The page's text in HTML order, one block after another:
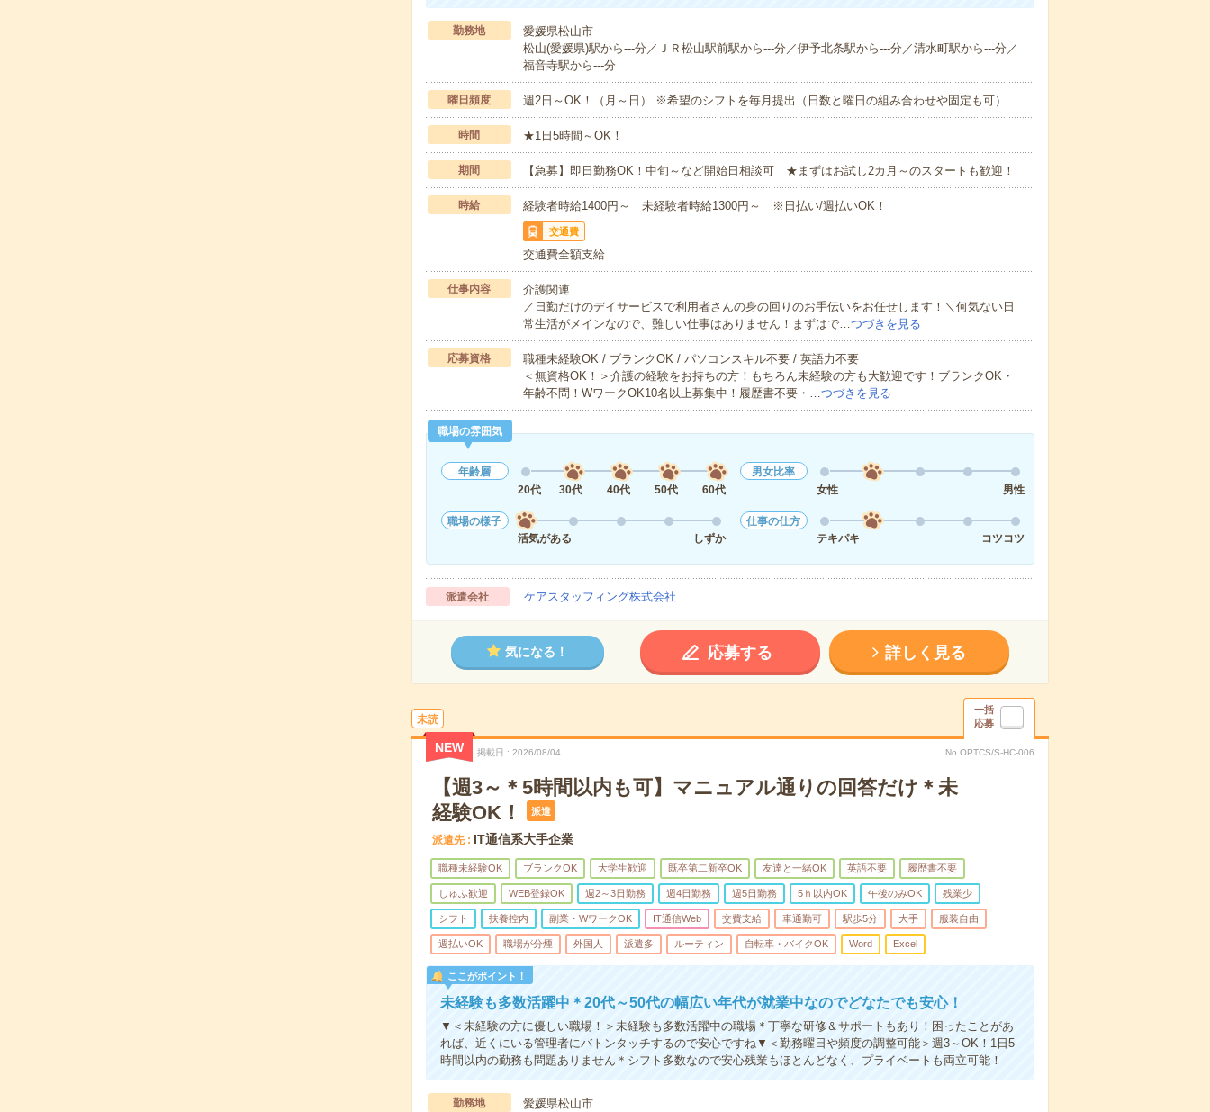
勤務地
愛媛県松山市
松山(愛媛県)駅から---分／ＪＲ松山駅前駅から---分／伊予北条駅から---分／清水町駅から---分／
福音寺駅から---分
曜日頻度 週2日～OK！（月～日） ※希望のシフトを毎月提出（日数と曜日の組み合わせや固定も可）
時間 ★1日5時間～OK！
期間 【急募】即日勤務OK！中旬～など開始日相談可 ★まずはお試し2カ月～のスタートも歓迎！
時給 経験者時給1400円～ 未経験者時給1300円～ ※日払い/週払いOK！
交通費
交通費全額支給
仕事内容
介護関連
／日勤だけのデイサービスで利用者さんの身の回りのお手伝いをお任せします！＼何気ない日
常生活がメインなので、難しい仕事はありません！まずはで…つづきを見る
応募資格
職種未経験OK / ブランクOK / パソコンスキル不要 / 英語力不要
＜無資格OK！＞介護の経験をお持ちの方！もちろん未経験の方も大歓迎です！ブランクOK・
年齢不問！WワークOK10名以上募集中！履歴書不要・…つづきを見る
職場の雰囲気
年齢層
20代
30代 40代 50代 60代
男女比率
女性
男性
職場の様子
活気がある
しずか
仕事の仕方
テキパキ
コツコツ
派遣会社 ケアスタッフィング株式会社
気になる！ 応募する 詳しく見る
未読
一括
応募
NEW 掲載日 2026/08/04 No.OPTCS/S-HC-006
【週3～＊5時間以内も可】マニュアル通りの回答だけ＊未
経験OK！
派遣
派遣先 IT通信系大手企業
職種未経験OK ブランクOK 大学生歓迎 既卒第二新卒OK 友達と一緒OK 英語不要 履歴書不要
しゅふ歓迎 WEB登録OK 週2～3日勤務 週4日勤務 週5日勤務 5ｈ以内OK 午後のみOK 残業少
シフト 扶養控内 副業・WワークOK IT通信Web 交費支給 車通勤可 駅歩5分 大手 服装自由
週払いOK 職場が分煙 外国人 派遣多 ルーティン 自転車・バイクOK Word Excel
ここがポイント！
未経験も多数活躍中＊20代～50代の幅広い年代が就業中なのでどなたでも安心！
▼＜未経験の方に優しい職場！＞未経験も多数活躍中の職場＊丁寧な研修＆サポートもあり！困ったことがあ
れば、近くにいる管理者にバトンタッチするので安心ですね▼＜勤務曜日や頻度の調整可能＞週3～OK！1日5
時間以内の勤務も問題ありません＊シフト多数なので安心残業もほとんどなく、プライベートも両立可能！
勤務地 愛媛県松山市